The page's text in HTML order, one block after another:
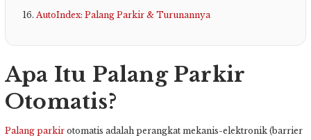
AutoIndex: Palang Parkir & Turunannya
Apa Itu Palang Parkir
Otomatis?
Palang parkir otomatis adalah perangkat mekanis-elektronik (barrier